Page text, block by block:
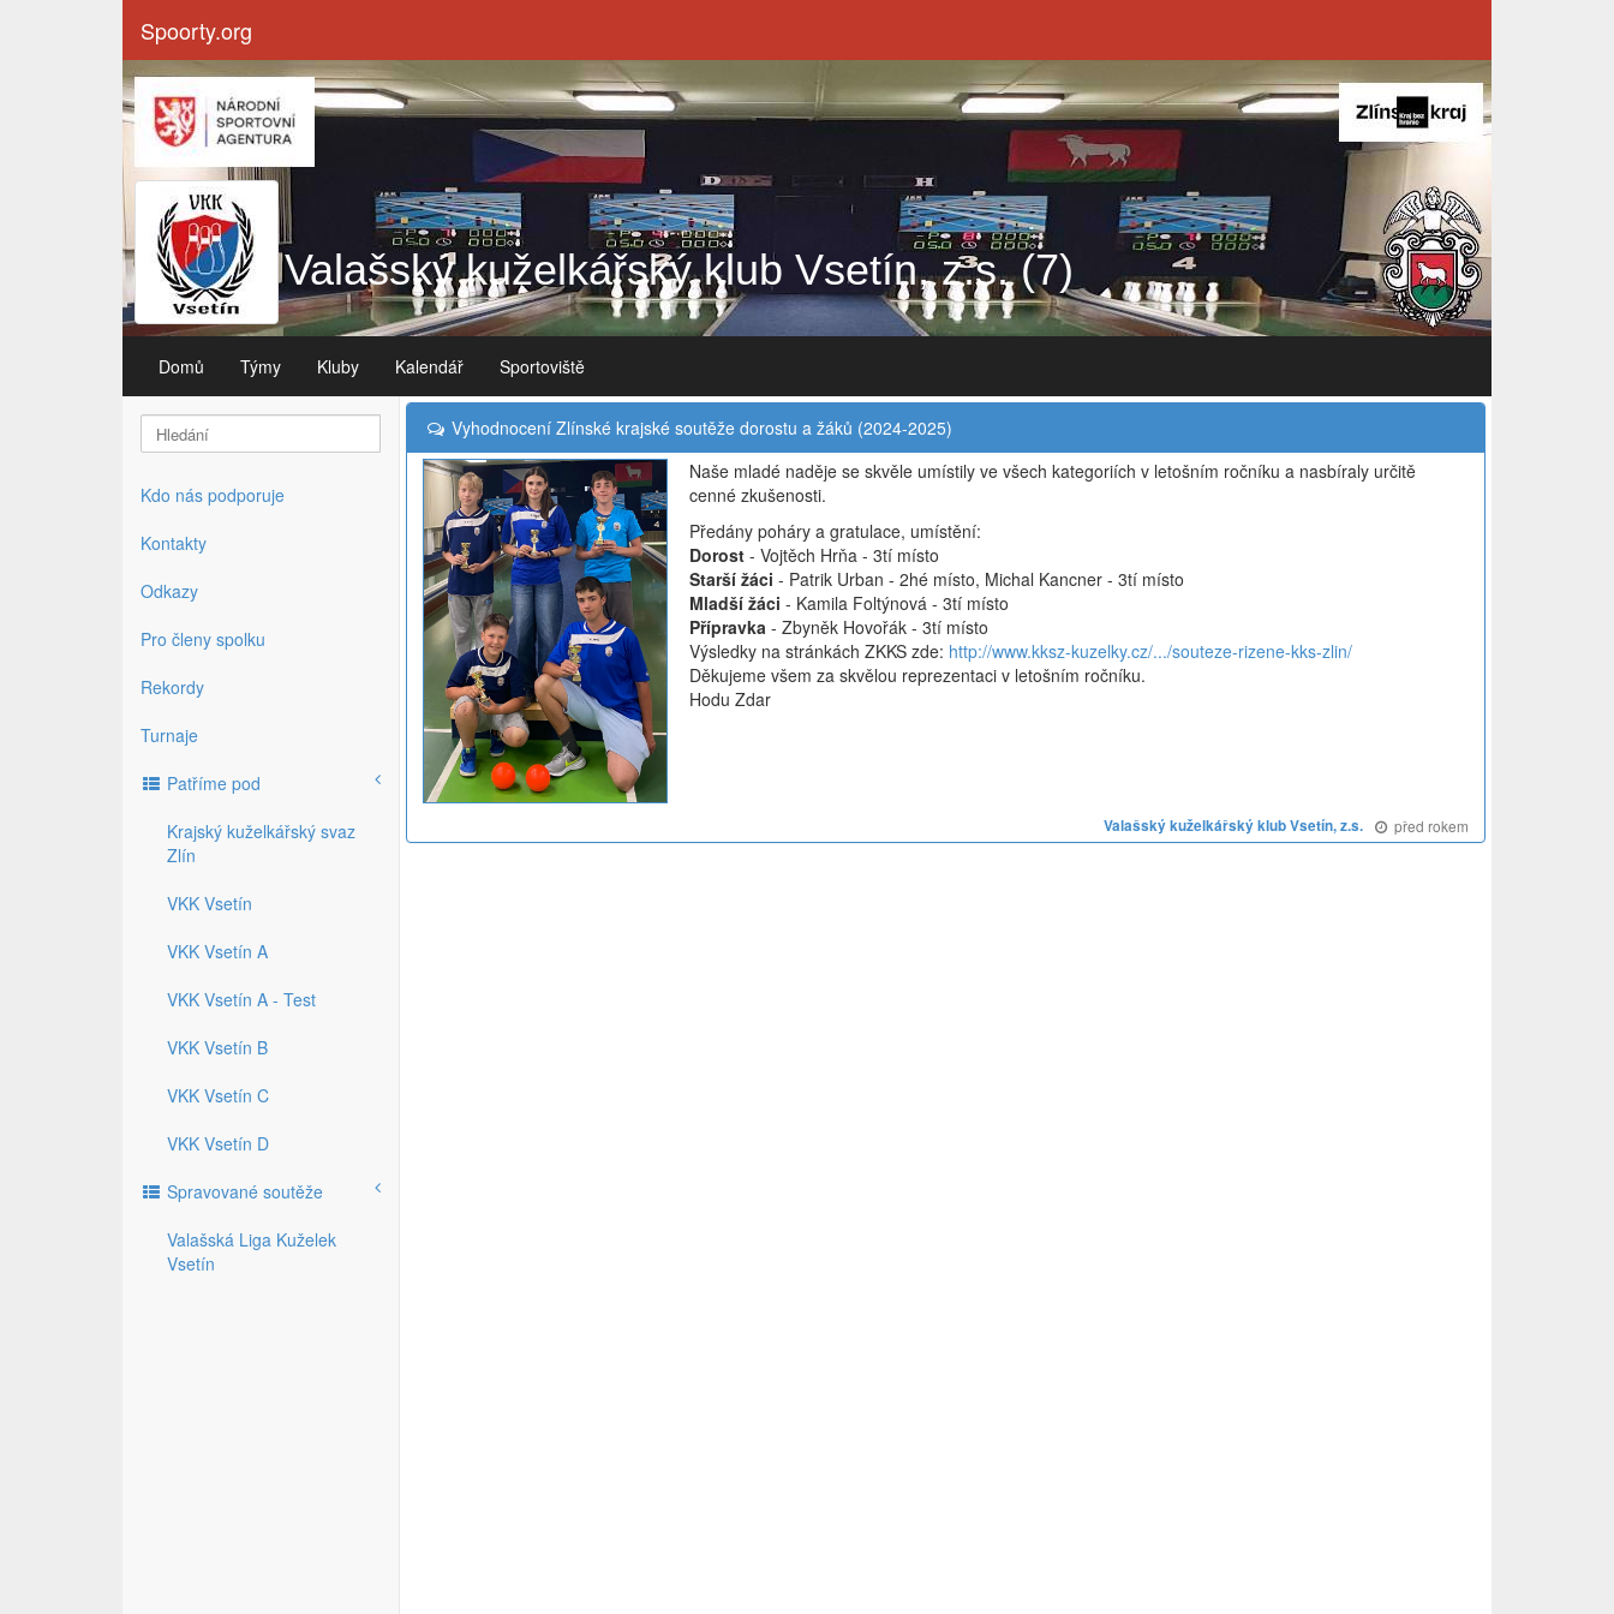
Spoorty.org
Valašský kuželkářský klub Vsetín, z.s. (7)
Domů Týmy Kluby Kalendář Sportoviště
Kdo nás podporuje
Kontakty
Odkazy
Pro členy spolku
Rekordy
Turnaje
Patříme pod
Krajský kuželkářský svaz
Zlín
VKK Vsetín
VKK Vsetín A
VKK Vsetín A - Test
VKK Vsetín B
VKK Vsetín C
VKK Vsetín D
Spravované soutěže
Valašská Liga Kuželek
Vsetín
Vyhodnocení Zlínské krajské soutěže dorostu a žáků (2024-2025)
Naše mladé naděje se skvěle umístily ve všech kategoriích v letošním ročníku a nasbíraly určitě
cenné zkušenosti.
Předány poháry a gratulace, umístění:
Dorost - Vojtěch Hrňa - 3tí místo
Starší žáci - Patrik Urban - 2hé místo, Michal Kancner - 3tí místo
Mladší žáci - Kamila Foltýnová - 3tí místo
Přípravka - Zbyněk Hovořák - 3tí místo
Výsledky na stránkách ZKKS zde: http://www.kksz-kuzelky.cz/.../souteze-rizene-kks-zlin/
Děkujeme všem za skvělou reprezentaci v letošním ročníku.
Hodu Zdar
před rokem
Valašský kuželkářský klub Vsetín, z.s.